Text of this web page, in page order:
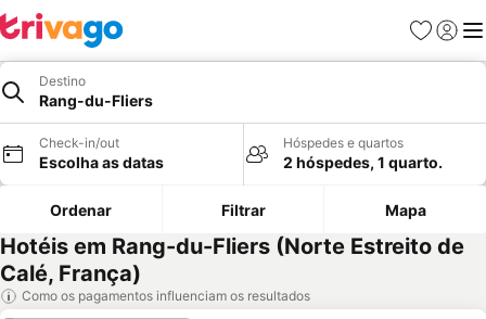
Favoritos
Iniciar
Destino
Rang-du-Fliers
Check-in/out
Escolha as datas
Hóspedes e quartos
2 hóspedes, 1 quarto.
Ordenar Filtrar Mapa
Hotéis em Rang-du-Fliers (Norte Estreito de
Calé, França)
Como os pagamentos influenciam os resultados